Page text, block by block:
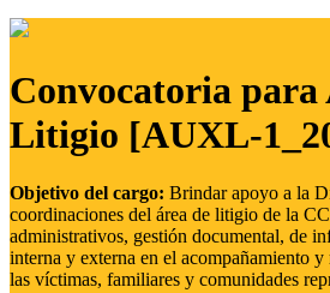
Convocatoria
Litigio [AUXL-
Objetivo del cargo: Brindar apoyo a la
coordinaciones del área de litigio de la
administrativos, gestión documental, de
interna y externa en el acompañamiento
las víctimas, familiares y comunidades